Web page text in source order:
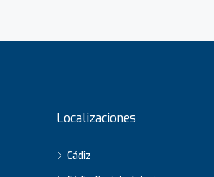
Localizaciones
Cádiz